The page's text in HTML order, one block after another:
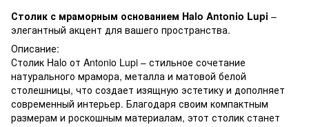
Столик с мраморным основанием Halo Antonio Lupi –
элегантный акцент для вашего пространства.
Описание:
Столик Halo от Antonio Lupi – стильное сочетание
натурального мрамора, металла и матовой белой
столешницы, что создает изящную эстетику и дополняет
современный интерьер. Благодаря своим компактным
размерам и роскошным материалам, этот столик станет